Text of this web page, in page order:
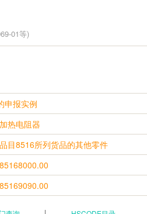
01等)
申报实例
热电阻器
目8516所列货品的其他零件